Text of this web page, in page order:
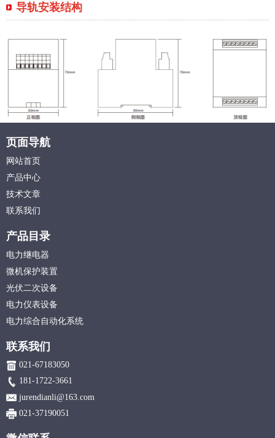
导轨安装结构
页面导航
网站首页
产品中心
技术文章
联系我们
产品目录
电力继电器
微机保护装置
光伏二次设备
电力仪表设备
电力综合自动化系统
联系我们
021-67183050
181-1722-3661
jurendianli@163.com
021-37190051